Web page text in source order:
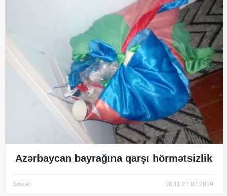
Azərbaycan bayrağına qarşı hörmətsizlik
Sosial 18:11 21.02.2019